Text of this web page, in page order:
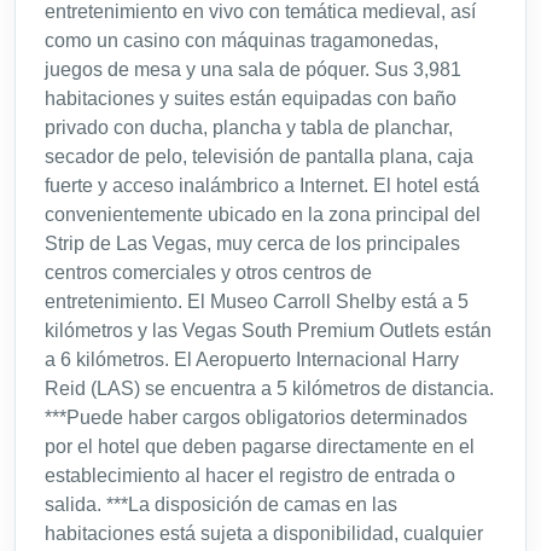
entretenimiento en vivo con temática medieval, así
como un casino con máquinas tragamonedas,
juegos de mesa y una sala de póquer. Sus 3,981
habitaciones y suites están equipadas con baño
privado con ducha, plancha y tabla de planchar,
secador de pelo, televisión de pantalla plana, caja
fuerte y acceso inalámbrico a Internet. El hotel está
convenientemente ubicado en la zona principal del
Strip de Las Vegas, muy cerca de los principales
centros comerciales y otros centros de
entretenimiento. El Museo Carroll Shelby está a 5
kilómetros y las Vegas South Premium Outlets están
a 6 kilómetros. El Aeropuerto Internacional Harry
Reid (LAS) se encuentra a 5 kilómetros de distancia.
***Puede haber cargos obligatorios determinados
por el hotel que deben pagarse directamente en el
establecimiento al hacer el registro de entrada o
salida. ***La disposición de camas en las
habitaciones está sujeta a disponibilidad, cualquier